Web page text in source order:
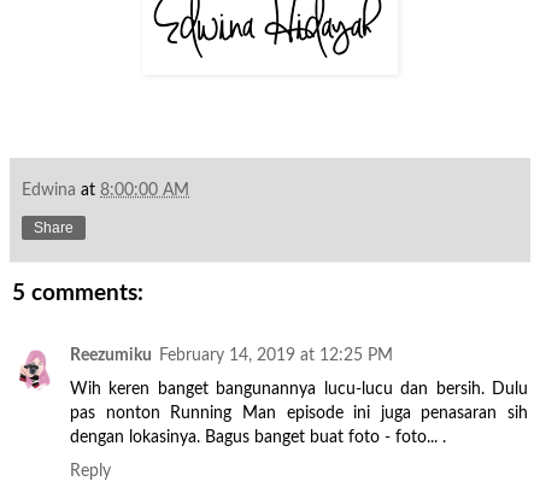
Edwina at 8:00:00 AM
Share
5 comments:
Reezumiku February 14, 2019 at 12:25 PM
Wih keren banget bangunannya lucu-lucu dan bersih. Dulu
pas nonton Running Man episode ini juga penasaran sih
dengan lokasinya. Bagus banget buat foto - foto... .
Reply